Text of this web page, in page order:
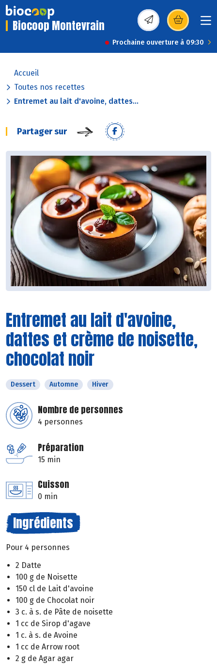
Biocoop Montevrain (s’ouvre dans une
Prochaine ouverture à 09:30
Accueil
Toutes nos recettes
Entremet au lait d'avoine, dattes...
Partager sur
Entremet au lait d'avoine,
dattes et crème de noisette,
chocolat noir
Dessert Automne Hiver
Nombre de personnes
4 personnes
Préparation
15 min
Cuisson
0 min
Ingrédients
Pour 4 personnes
2 Datte
100 g de Noisette
150 cl de Lait d'avoine
100 g de Chocolat noir
3 c. à s. de Pâte de noisette
1 cc de Sirop d'agave
1 c. à s. de Avoine
1 cc de Arrow root
2 g de Agar agar